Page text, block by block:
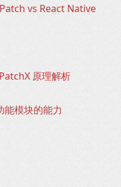
vs React Native
原理解析
能模块的能力